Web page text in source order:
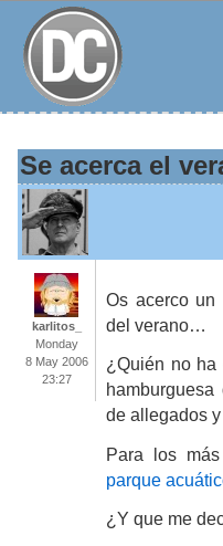
Se acerca el
karlitos_
Monday
8 May 2006
23:27
Os acerco un
del verano…
¿Quién no
de allegados
Para los
parque
¿Y que me